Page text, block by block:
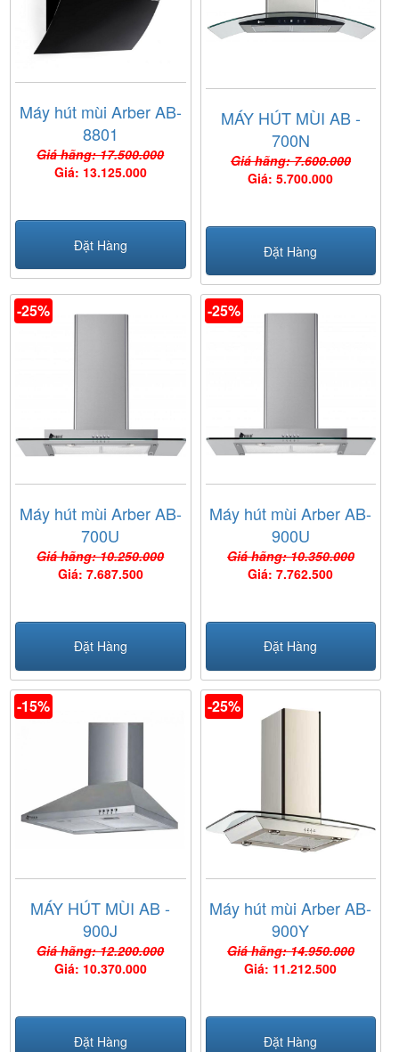
Máy hút mùi Arber AB-
8801
Giá hãng: 17.500.000
Giá: 13.125.000
Đặt Hàng
MÁY HÚT MÙI AB -
700N
Giá hãng: 7.600.000
Giá: 5.700.000
Đặt Hàng
-25%
Máy hút mùi Arber AB-
700U
Giá hãng: 10.250.000
Giá: 7.687.500
Đặt Hàng
-25%
Máy hút mùi Arber AB-
900U
Giá hãng: 10.350.000
Giá: 7.762.500
Đặt Hàng
-15%
MÁY HÚT MÙI AB -
900J
Giá hãng: 12.200.000
Giá: 10.370.000
Đặt Hàng
-25%
Máy hút mùi Arber AB-
900Y
Giá hãng: 14.950.000
Giá: 11.212.500
Đặt Hàng